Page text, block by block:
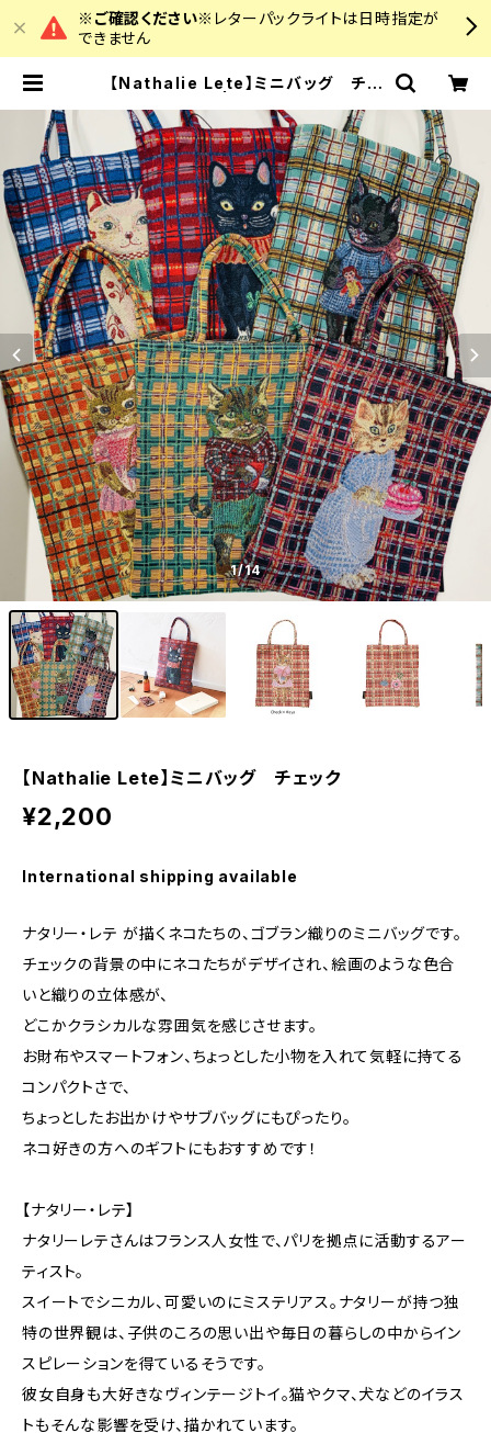
※ご確認ください※ レターパックライトは日時指定が
できません
【Nathalie Lete】ミニバッグ チェ
1/14
【Nathalie Lete】ミニバッグ チェック
¥2,200
International shipping available
ナタリー・レテ が描くネコたちの、ゴブラン織りのミニバッグです。
チェックの背景の中にネコたちがデザイされ、絵画のような色合
いと織りの立体感が、
どこかクラシカルな雰囲気を感じさせます。
お財布やスマートフォン、ちょっとした小物を入れて気軽に持てる
コンパクトさで、
ちょっとしたお出かけやサブバッグにもぴったり。
ネコ好きの方へのギフトにもおすすめです！
【ナタリー・レテ】
ナタリーレテさんはフランス人女性で、パリを拠点に活動するアー
ティスト。
スイートでシニカル、可愛いのにミステリアス。ナタリーが持つ独
特の世界観は、子供のころの思い出や毎日の暮らしの中からイン
スピレーションを得ているそうです。
彼女自身も大好きなヴィンテージトイ。猫やクマ、犬などのイラス
トもそんな影響を受け、描かれています。